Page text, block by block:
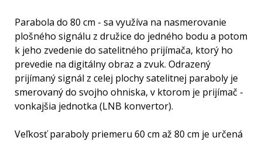
Parabola do 80 cm - sa využíva na nasmerovanie
plošného signálu z družice do jedného bodu a potom
k jeho zvedenie do satelitného prijímača, ktorý ho
prevedie na digitálny obraz a zvuk. Odrazený
prijímaný signál z celej plochy satelitnej paraboly je
smerovaný do svojho ohniska, v ktorom je prijímač -
vonkajšia jednotka (LNB konvertor).
Veľkosť paraboly priemeru 60 cm až 80 cm je určená